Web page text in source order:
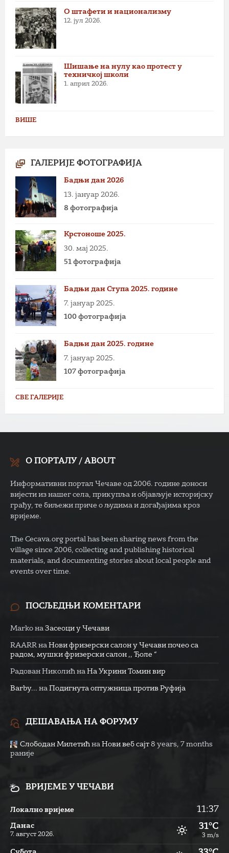
О штафети и национализму
12. јул 2026.
Шишање на нулу као протест у
техничкој школи
1. април 2026.
ВИШЕ
ГАЛЕРИЈЕ ФОТОГРАФИЈА
Бадњи дан 2026
13. јануар 2026.
8 фотографија
Крстоноше 2025.
30. мај 2025.
51 фотографија
Бадњи дан Ступа 2025. године
7. јануар 2025.
100 фотографија
Бадњи дан 2025. године
7. јануар 2025.
107 фотографија
СВЕ ГАЛЕРИЈЕ
О ПОРТАЛУ / ABOUT
Информативни портал Чечаве од 2006. године доноси
вијести из нашег села, прикупља и објављује историјску
грађу, те биљежи приче о људима и догађајима кроз
вријеме.
The Cecava.org portal has been sharing news from the
village since 2006, collecting and publishing historical
materials, and documenting stories about local people and
events over time.
ПОСЉЕДЊИ КОМЕНТАРИ
Marko на Засеоци у Чечави
RAARR на Нови фризерски салон у Чечави почео са
радом, мушки фризерски салон ,, Ђоле “
Радован Николић на На Укрини Томин вир
Barby... на Подигнута оптужница против Руфија
ДЕШАВАЊА НА ФОРУМУ
Слободан Милетић на Нови веб сајт 8 years, 7 months
раније
ВРИЈЕМЕ У ЧЕЧАВИ
Локално вријеме 11:37
Данас
7. август 2026.
31°C
3 m/s